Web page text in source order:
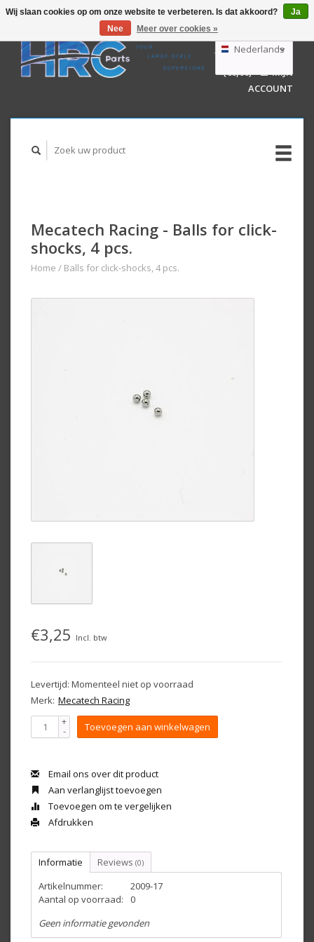
GBP
AUD
Nederlands
Deutsch
English
WINKELWAGEN
(€0,00)
MIJN
ACCOUNT
Mecatech Racing - Balls for click-
shocks, 4 pcs.
Home / Balls for click-shocks, 4 pcs.
€3,25 Incl. btw
Levertijd: Momenteel niet op voorraad
Merk: Mecatech Racing
+
- Toevoegen aan winkelwagen
Email ons over dit product
Aan verlanglijst toevoegen
Toevoegen om te vergelijken
Afdrukken
Informatie Reviews (0)
Artikelnummer:
2009-17
Aantal op voorraad:
0
Geen informatie gevonden
Wij slaan cookies op om onze website te verbeteren. Is dat akkoord?
Ja
Nee
Meer over cookies »